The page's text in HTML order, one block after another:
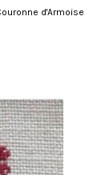
d'Armoise